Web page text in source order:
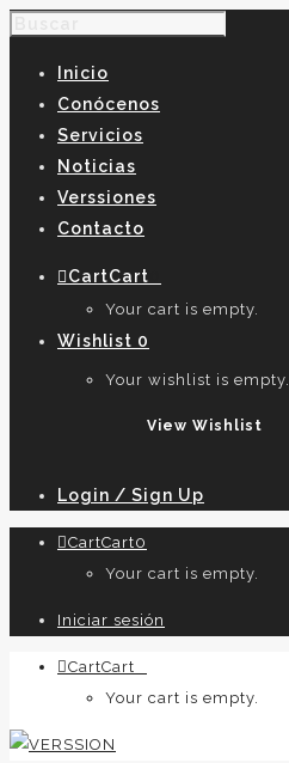
Inicio
Conócenos
Servicios
Noticias
Verssiones
Contacto
CartCart
Your cart is empty.
Wishlist 0
Your wishlist is empty.
View Wishlist
Login / Sign Up
CartCart0
Your cart is empty.
Iniciar sesión
CartCart
Your cart is empty.